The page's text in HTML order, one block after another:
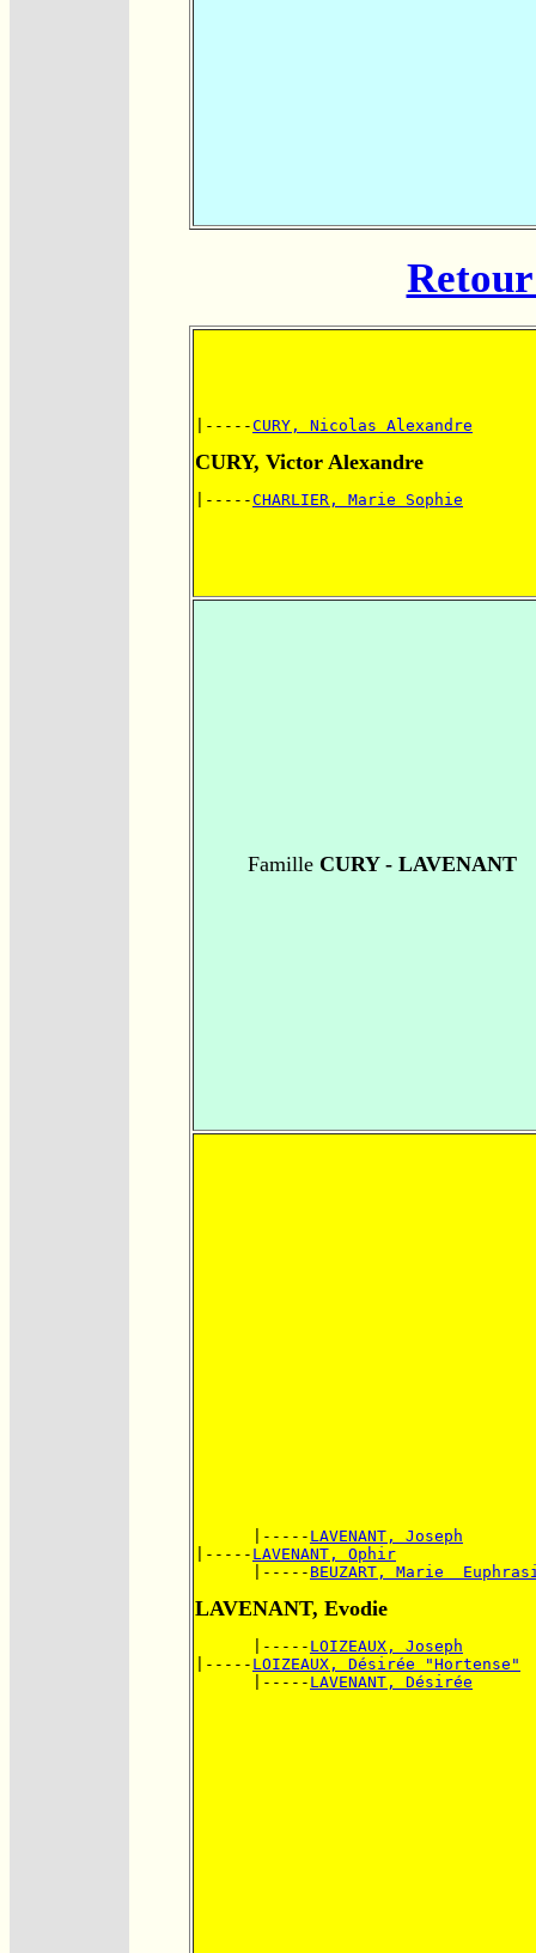
|-----CURY, Nicolas Alexandre
CURY, Victor Alexandre
|-----CHARLIER, Marie Sophie
FamilleCURY - LAVENANT
      |-----
LAVENANT, Joseph
|----- LAVENANT, Ophir
      |-----
BEUZART, Marie
LAVENANT, Evodie
      |-----
LOIZEAUX, Joseph
|----- LOIZEAUX, Désirée "Hortense"
      |-----
LAVENANT, Désirée